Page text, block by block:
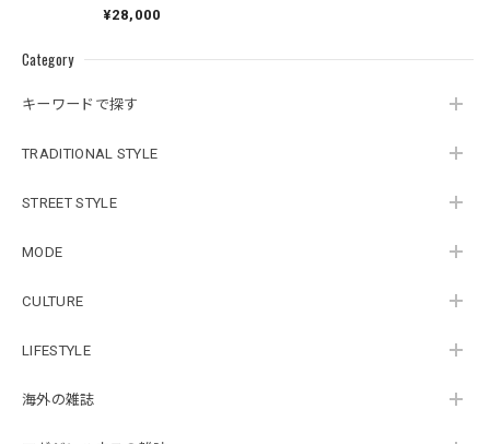
Category
キーワードで探す
TRADITIONAL STYLE
STREET STYLE
MODE
CULTURE
LIFESTYLE
海外の雑誌
¥28,000